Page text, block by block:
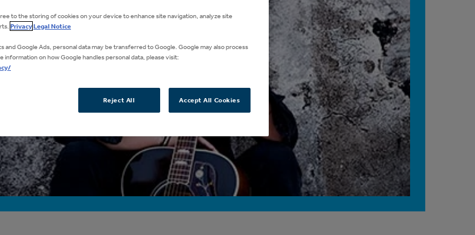
to the storing of cookies on your device to enhance site navigation, analyze site
PrivacyLegal Notice
and Google Ads, personal data may be transferred to Google. Google may also process
information on how Google handles personal data, please visit:
Reject All Accept All Cookies